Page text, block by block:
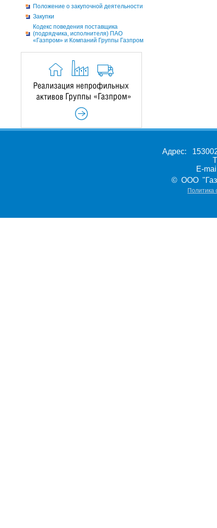
Положение о закупочной деятельности
Закупки
Кодекс поведения поставщика
(подрядчика, исполнителя) ПАО
«Газпром» и Компаний Группы Газпром
Адрес:
E-
© ООО
Политика